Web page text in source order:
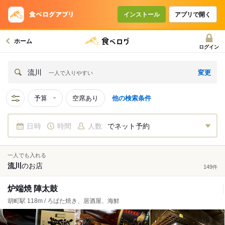
インストール アプリで開く
ホーム
ログイン
流川 一人で入りやすい 変更
予算 空席あり 他の検索条件
日時 時間 人数 でネット予約
一人でも入れる
流川 のお店 149件
炉端焼 陣太鼓
胡町駅 118m / ろばた焼き、居酒屋、海鮮